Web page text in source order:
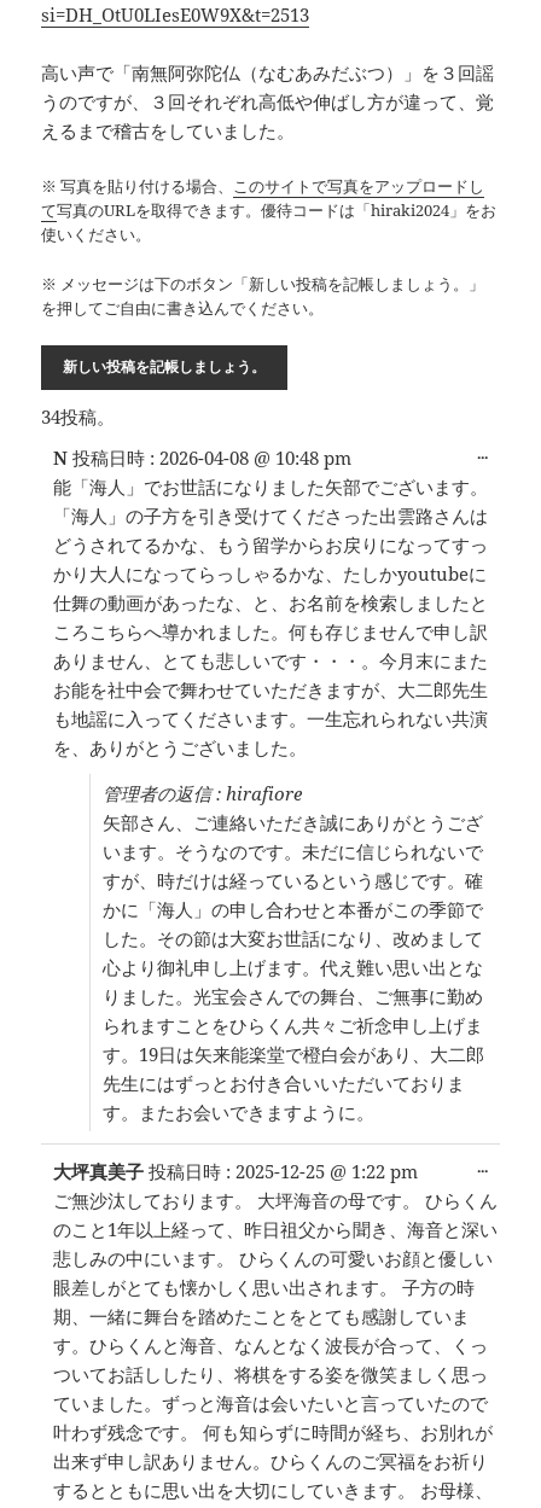
si=DH_OtU0LIesE0W9X&t=2513
高い声で「南無阿弥陀仏（なむあみだぶつ）」を３回謡
うのですが、３回それぞれ高低や伸ばし方が違って、覚
えるまで稽古をしていました。
※ 写真を貼り付ける場合、 このサイトで写真をアップロードし
て写真のURLを取得できます。優待コードは「hiraki2024」をお
使いください。
※ メッセージは下のボタン「新しい投稿を記帳しましょう。」
を押してご自由に書き込んでください。
34投稿。
N投稿日時 : 2026-04-08 @ 10:48 pm
能「海人」でお世話になりました矢部でございます。
「海人」の子方を引き受けてくださった出雲路さんは
どうされてるかな、もう留学からお戻りになってすっ
かり大人になってらっしゃるかな、たしかyoutubeに
仕舞の動画があったな、と、お名前を検索しましたと
ころこちらへ導かれました。何も存じませんで申し訳
ありません、とても悲しいです・・・。今月末にまた
お能を社中会で舞わせていただきますが、大二郎先生
も地謡に入ってくださいます。一生忘れられない共演
を、ありがとうございました。
管理者の返信 : hirafiore
矢部さん、ご連絡いただき誠にありがとうござ
います。そうなのです。未だに信じられないで
すが、時だけは経っているという感じです。確
かに「海人」の申し合わせと本番がこの季節で
した。その節は大変お世話になり、改めまして
心より御礼申し上げます。代え難い思い出とな
りました。光宝会さんでの舞台、ご無事に勤め
られますことをひらくん共々ご祈念申し上げま
す。19日は矢来能楽堂で橙白会があり、大二郎
先生にはずっとお付き合いいただいておりま
す。またお会いできますように。
...こ
タ
切
り
替
え
る。
大坪真美子投稿日時 : 2025-12-25 @ 1:22 pm
ご無沙汰しております。 大坪海音の母です。 ひらくん
のこと1年以上経って、昨日祖父から聞き、海音と深い
悲しみの中にいます。 ひらくんの可愛いお顔と優しい
眼差しがとても懐かしく思い出されます。 子方の時
期、一緒に舞台を踏めたことをとても感謝していま
す。ひらくんと海音、なんとなく波長が合って、くっ
ついてお話ししたり、将棋をする姿を微笑ましく思っ
ていました。ずっと海音は会いたいと言っていたので
叶わず残念です。 何も知らずに時間が経ち、お別れが
出来ず申し訳ありません。ひらくんのご冥福をお祈り
するとともに思い出を大切にしていきます。 お母様、
...こ
メ
タ
ボ
替
え